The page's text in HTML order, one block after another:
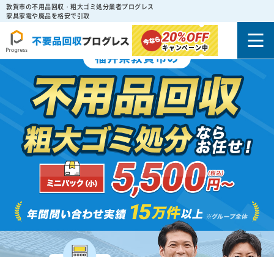
敦賀市の不用品回収・粗大ゴミ処分業者プログレス
家具家電や廃品を格安で引取
20%OFF
キャンペーン中
福井県敦賀市の